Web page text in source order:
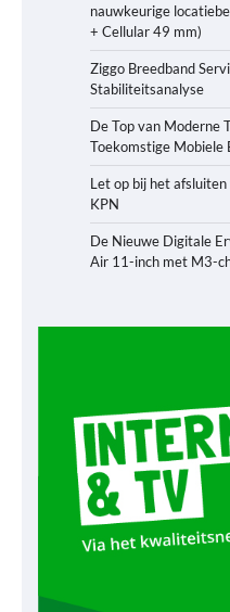
nauwkeurige
+ Cellular 49 mm)
Ziggo Breedband
Stabiliteitsanalyse
De Top van Moderne
Toekomstige Mobiele
Let op bij het
KPN
De Nieuwe Digitale
Air 11-inch met M3-